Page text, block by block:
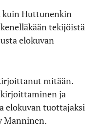
kuin Huttunenkin
tekijöistä
elokuvan
mitään.
ja
elokuvan tuottajaksi
Manninen.